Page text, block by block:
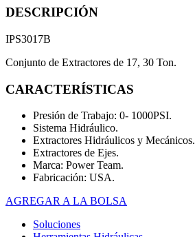
DESCRIPCIÓN
IPS3017B
Conjunto de Extractores de 17, 30 Ton.
CARACTERÍSTICAS
Presión de Trabajo: 0- 1000PSI.
Sistema Hidráulico.
Extractores Hidráulicos y Mecánicos.
Extractores de Ejes.
Marca: Power Team.
Fabricación: USA.
AGREGAR A LA BOLSA
Soluciones